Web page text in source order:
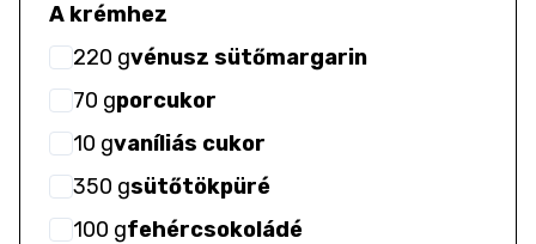
A krémhez
220 gvénusz sütőmargarin
70 gporcukor
10 gvaníliás cukor
350 gsütőtökpüré
100 gfehércsokoládé